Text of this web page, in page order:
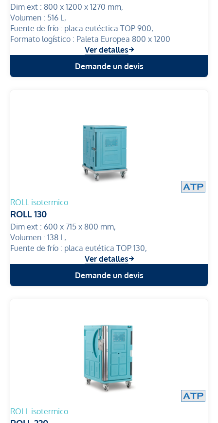
Dim ext : 800 x 1200 x 1270 mm,
Volumen : 516 L,
Fuente de frío : placa eutéctica TOP 900,
Formato logístico : Paleta Europea 800 x 1200
Ver detalles
Demande un devis
ROLL isotermico
ROLL 130
Dim ext : 600 x 715 x 800 mm,
Volumen : 138 L,
Fuente de frío : placa eutética TOP 130,
Ver detalles
Demande un devis
ROLL isotermico